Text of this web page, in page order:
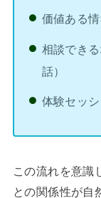
価値ある
相談でき
話）
体験セッ
この流れを意識
との関係性が自